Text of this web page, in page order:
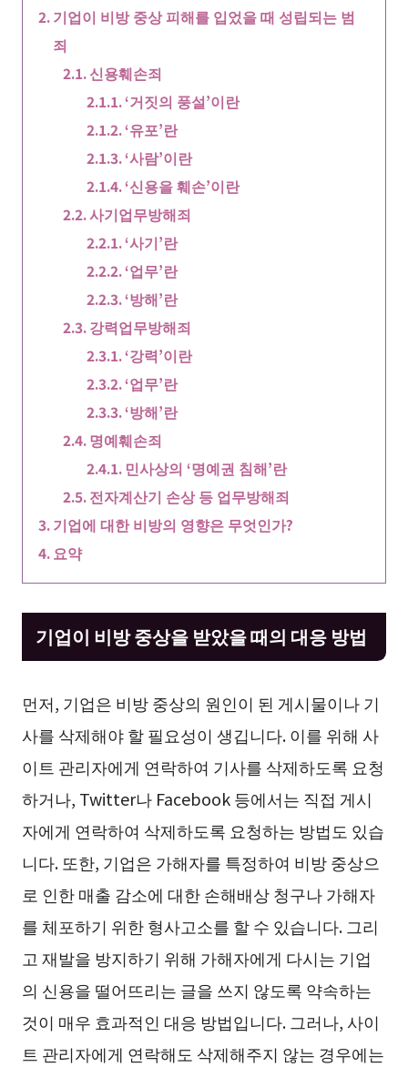
기업이 비방 중상 피해를 입었을 때 성립되는 범
죄
신용훼손죄
‘거짓의 풍설’이란
‘유포’란
‘사람’이란
‘신용을 훼손’이란
사기업무방해죄
‘사기’란
‘업무’란
‘방해’란
강력업무방해죄
‘강력’이란
‘업무’란
‘방해’란
명예훼손죄
민사상의 ‘명예권 침해’란
전자계산기 손상 등 업무방해죄
기업에 대한 비방의 영향은 무엇인가?
요약
기업이 비방 중상을 받았을 때의 대응 방법
먼저, 기업은 비방 중상의 원인이 된 게시물이나 기
사를 삭제해야 할 필요성이 생깁니다. 이를 위해 사
이트 관리자에게 연락하여 기사를 삭제하도록 요청
하거나, Twitter나 Facebook 등에서는 직접 게시
자에게 연락하여 삭제하도록 요청하는 방법도 있습
니다. 또한, 기업은 가해자를 특정하여 비방 중상으
로 인한 매출 감소에 대한 손해배상 청구나 가해자
를 체포하기 위한 형사고소를 할 수 있습니다. 그리
고 재발을 방지하기 위해 가해자에게 다시는 기업
의 신용을 떨어뜨리는 글을 쓰지 않도록 약속하는
것이 매우 효과적인 대응 방법입니다. 그러나, 사이
트 관리자에게 연락해도 삭제해주지 않는 경우에는